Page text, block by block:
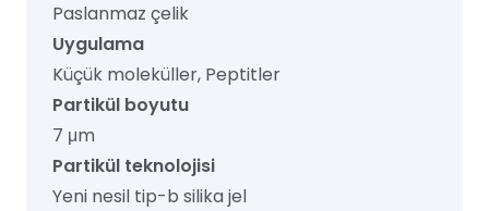
Paslanmaz çelik
Uygulama
Küçük moleküller, Peptitler
Partikül boyutu
7 μm
Partikül teknolojisi
Yeni nesil tip-b silika jel